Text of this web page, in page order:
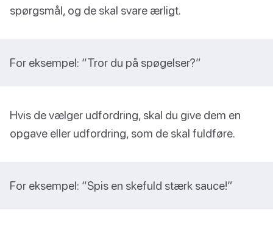
spørgsmål, og de skal svare ærligt.
For eksempel: “Tror du på spøgelser?”
Hvis de vælger udfordring, skal du give dem en
opgave eller udfordring, som de skal fuldføre.
For eksempel: “Spis en skefuld stærk sauce!”